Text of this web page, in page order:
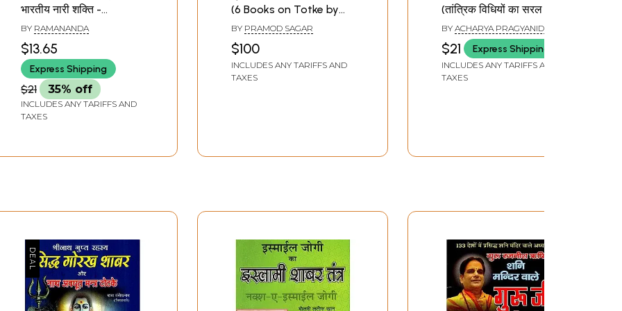
भारतीय नारी शक्ति -
Veerangana Rani Laxmi
Bai and Indian Woman
Power
BY RAMANANDA
$13.65
Express Shipping
$21 35% off
INCLUDES ANY TARIFFS AND
TAXES
(6 Books on Totke by
Pramod Sagar)
BY PRAMOD SAGAR
$100
INCLUDES ANY TARIFFS AND
TAXES
(तांत्रिक विधियों का सरल रूप):
Kalyankari Tone-Totke
(Tantrik Vidhiyon Ka
Saral Roop)
BY ACHARYA PRAGYANIDHI
$21 Express Shipping
INCLUDES ANY TARIFFS AND
TAXES